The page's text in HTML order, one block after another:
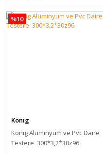
%10
König
König Alüminyum ve Pvc Daire
Testere 300*3,2*30z96